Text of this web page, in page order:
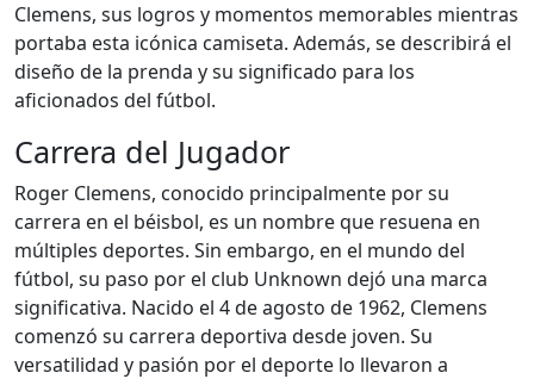
Clemens, sus logros y momentos memorables mientras
portaba esta icónica camiseta. Además, se describirá el
diseño de la prenda y su significado para los
aficionados del fútbol.
Carrera del Jugador
Roger Clemens, conocido principalmente por su
carrera en el béisbol, es un nombre que resuena en
múltiples deportes. Sin embargo, en el mundo del
fútbol, su paso por el club Unknown dejó una marca
significativa. Nacido el 4 de agosto de 1962, Clemens
comenzó su carrera deportiva desde joven. Su
versatilidad y pasión por el deporte lo llevaron a